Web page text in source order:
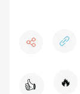
👍 🔥